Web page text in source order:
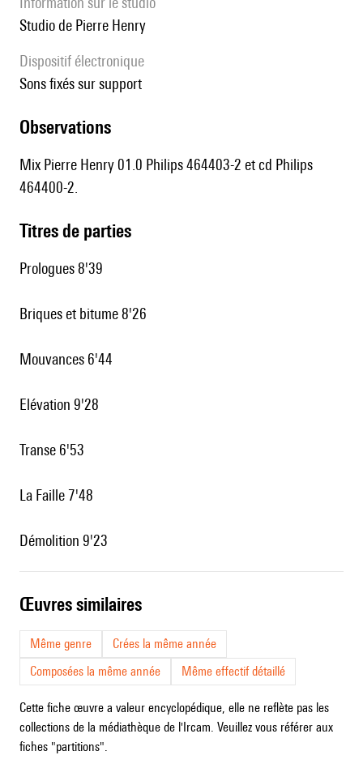
studio de Pierre Henry
Dispositif électronique
sons fixés sur support
observations
Mix Pierre Henry 01.0 Philips 464403-2 et cd Philips
464400-2.
Titres de parties
Prologues 8'39
Briques et bitume 8'26
Mouvances 6'44
Elévation 9'28
Transe 6'53
La Faille 7'48
Démolition 9'23
œuvres similaires
Même genre
Crées la même année
Composées la même année
Même effectif détaillé
Cette fiche œuvre a valeur encyclopédique, elle ne reflète pas les
collections de la médiathèque de l'Ircam. Veuillez vous référer aux
fiches "partitions".